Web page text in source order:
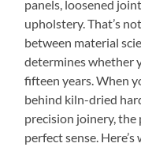
panels, loosened
upholstery. That’s
between material
determines whether
fifteen years. When
behind kiln-dried
precision joinery, the
perfect sense.